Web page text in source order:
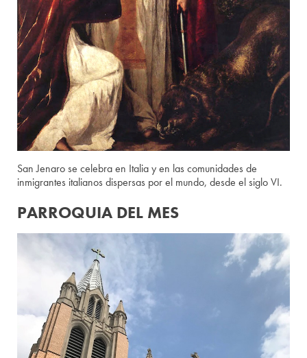
San Jenaro se celebra en Italia y en las comunidades de
inmigrantes italianos dispersas por el mundo, desde el siglo VI.
PARROQUIA DEL MES